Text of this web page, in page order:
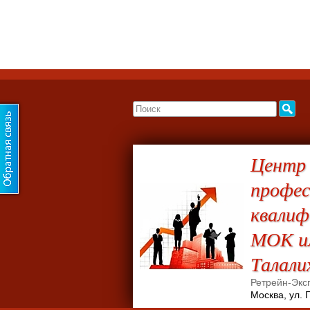
Центр
МОК
Ретрейн-
Москва, ул.